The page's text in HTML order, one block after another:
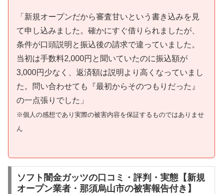
「新規オープンだから審査甘いという書き込みを見
て申し込みました。確かにすぐ借りられましたが、
条件が口頭説明と振込後の請求で違っていました。
当初は手数料2,000円と聞いていたのに振込額が
3,000円少なく、返済額は説明より高くなっていまし
た。問い合わせても『最初からそのつもりだった』
の一点張りでした」
※個人の感想であり実際の被害内容を保証するものではありませ
ん
ソフト闇金ガッツの口コミ・評判・実態【新規
オープン業者・那須烏山市の被害報告付き】